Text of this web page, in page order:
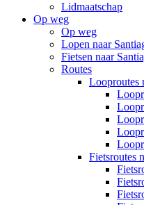
Lidmaatschap
Op weg
Op weg
Lopen naar
Fietsen naar
Routes
Looproutes
Fietsroutes